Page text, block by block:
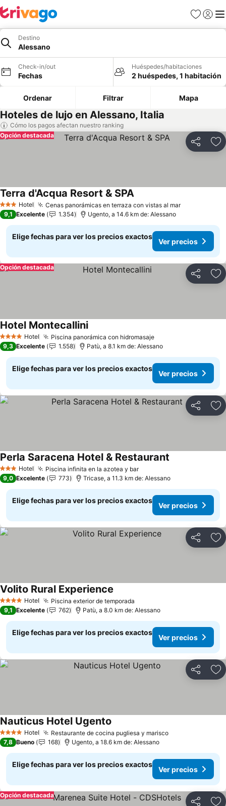
Favoritos
Iniciar
Destino
Alessano
Check-in/out
Fechas
Huéspedes/habitaciones
2 huéspedes, 1 habitación
Ordenar Filtrar Mapa
Hoteles de lujo en Alessano, Italia
Cómo los pagos afectan nuestro ranking
Compartir
Opción destacada
3 Estrellas
Hotel Cenas panorámicas en terraza con vistas al mar
Terra d'Acqua Resort & SPA
9,1 Excelente 1.354 Ugento, a 14.6 km de: Alessano
Elige fechas para ver los precios exactos
Ver precios
Compartir
Opción destacada
4 EstrellasHotel Piscina panorámica con hidromasaje
Hotel Montecallini
9,3 Excelente 1.558 Patù, a 8.1 km de: Alessano
Elige fechas para ver los precios exactos
Ver precios
Compartir
3 Estrellas
Hotel Piscina infinita en la azotea y bar
Perla Saracena Hotel & Restaurant
9,0 Excelente 773 Tricase, a 11.3 km de: Alessano
Elige fechas para ver los precios exactos
Ver precios
Compartir
4 EstrellasHotel Piscina exterior de temporada
Volito Rural Experience
9,1 Excelente 762 Patù, a 8.0 km de: Alessano
Elige fechas para ver los precios exactos
Ver precios
Compartir
4 EstrellasHotel Restaurante de cocina pugliesa y marisco
Nauticus Hotel Ugento
7,8 Bueno 168 Ugento, a 18.6 km de: Alessano
Elige fechas para ver los precios exactos
Ver precios
Opción destacada